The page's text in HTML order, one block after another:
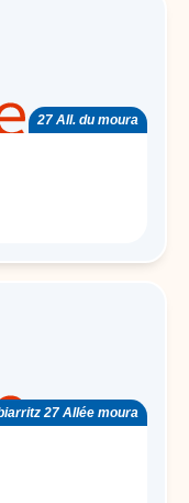
27 All. du moura
27 Allée moura